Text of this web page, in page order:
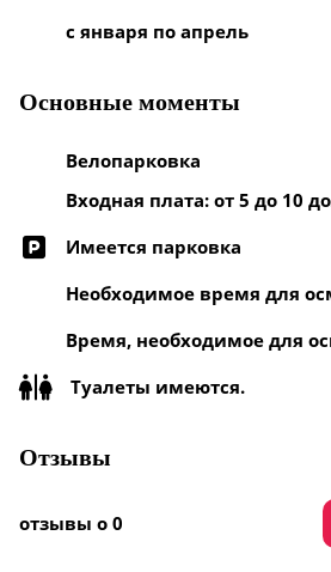
с января по апрель
Основные моменты
Велопарковка
Входная плата: от 5 до 10
Имеется парковка
Необходимое время для
Время, необходимое для
Туалеты имеются.
Отзывы
отзывы о 0